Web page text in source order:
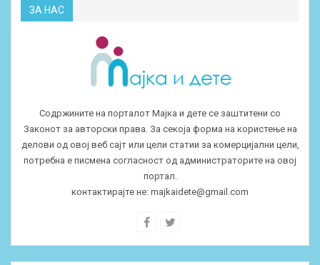
ЗА НАС
Содржините на порталот Мајка и дете се заштитени со
Законот за авторски права. За секоја форма на користење на
делови од овој веб сајт или цели статии за комерцијални цели,
потребна е писмена согласност од администраторите на овој
портал.
контактирајте не: majkaidete@gmail.com